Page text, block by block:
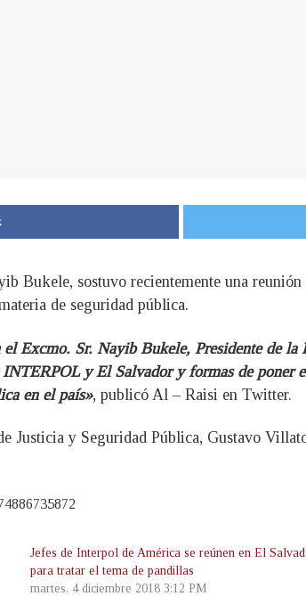
Bukele, sostuvo recientemente una
de seguridad pública.
Excmo. Sr. Nayib Bukele, Presidente de la
INTERPOL y El Salvador y formas de poner
en el país», publicó Al – Raisi en Twitter.
Justicia y Seguridad Pública, Gustavo
Jefes de Interpol de América se reúnen en El
para tratar el tema de pandillas
martes, 4 diciembre 2018 3:12 PM